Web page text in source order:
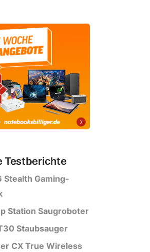
Testberichte
Stealth Gaming-
Station Saugroboter
Staubsauger
CX True Wireless